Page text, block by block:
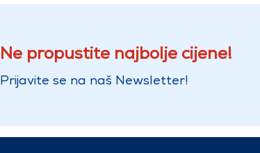
Ne propustite najbolje cijene!
Prijavite se na naš Newsletter!